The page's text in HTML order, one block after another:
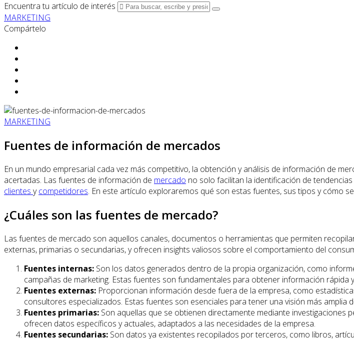
Encuentra tu artículo de interés
MARKETING
Compártelo
MARKETING
Fuentes de información de mercados
En un mundo empresarial cada vez más competitivo, la obtención y análisis de información de
acertadas. Las fuentes de información de mercado no solo facilitan la identificación de
clientes ycompetidores. En este artículo exploraremos qué son estas fuentes, sus tipos y cómo
¿Cuáles son las fuentes de mercado?
Las fuentes de mercado son aquellos canales, documentos o herramientas que permiten
externas, primarias o secundarias, y ofrecen insights valiosos sobre el comportamiento del
Fuentes internas: Son los datos generados dentro de la propia organización, como
campañas de marketing. Estas fuentes son fundamentales para obtener información rápida
Fuentes externas: Proporcionan información desde fuera de la empresa, como
consultores especializados. Estas fuentes son esenciales para tener una visión más amplia
Fuentes primarias: Son aquellas que se obtienen directamente mediante investigaciones
ofrecen datos específicos y actuales, adaptados a las necesidades de la empresa.
Fuentes secundarias: Son datos ya existentes recopilados por terceros, como libros,